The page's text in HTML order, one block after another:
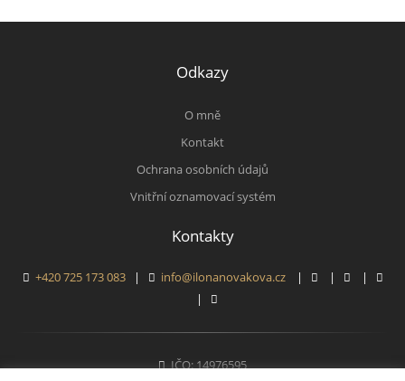
Odkazy
O mně
Kontakt
Ochrana osobních údajů
Vnitřní oznamovací systém
Kontakty
+420 725 173 083| info@ilonanovakova.cz| |
|
|
IČO: 14976595